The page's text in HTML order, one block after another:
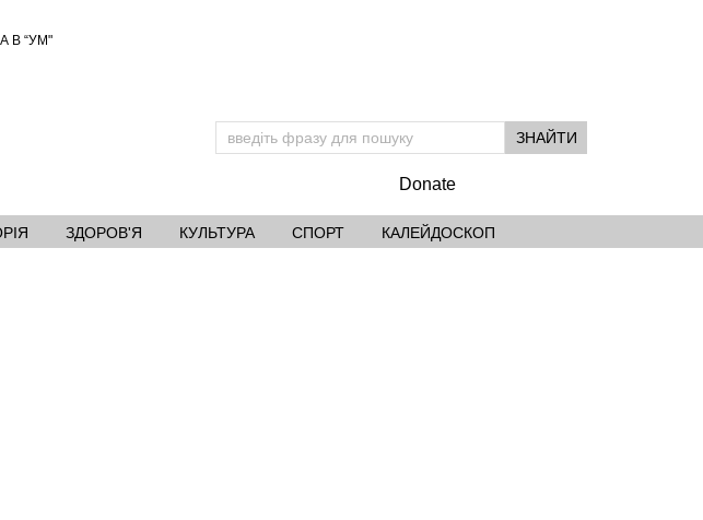
В “УМ"
Donate
ЗДОРОВ'Я КУЛЬТУРА СПОРТ КАЛЕЙДОСКОП